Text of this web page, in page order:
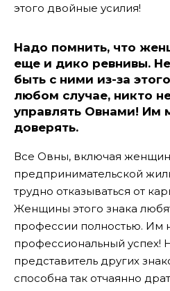
этого двойные усилия!
Надо помнить, что
еще и дико ревнивы.
быть с ними из-за
любом случае, никто
управлять Овнами! Им
доверять.
Все Овны, включая
предпринимательской
трудно отказываться от
Женщины этого знака
профессии полностью. Им
профессиональный
представитель других
способна так отчаянно